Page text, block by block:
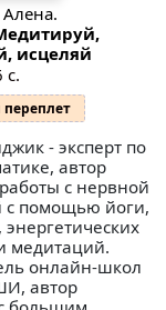
исцеляй
с.
- эксперт по
автор
с нервной
с помощью йоги,
медитаций.
онлайн-школ
автор